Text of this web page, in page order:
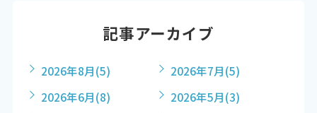
記事アーカイブ
2026年8月(5) 2026年7月(5)
2026年6月(8) 2026年5月(3)